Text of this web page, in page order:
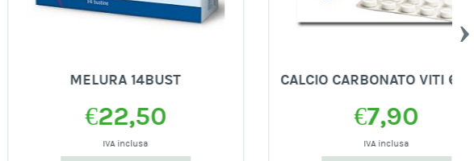
MELURA 14BUST
22,50
CALCIO CARBONATO VITI 60CPR
7,90